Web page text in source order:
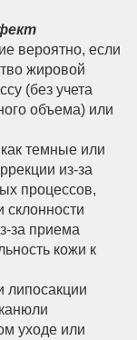
вероятно, если
жировой
(без учета
объема) или
темные или
из-за
процессов,
склонности
за приема
кожи к
липосакции
уходе или